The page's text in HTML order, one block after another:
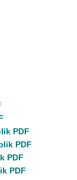
PDF
PDF
PDF
PDF